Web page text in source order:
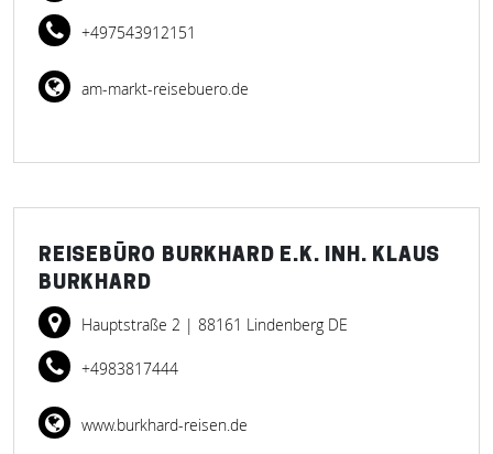
+497543912151
am-markt-reisebuero.de
REISEBÜRO BURKHARD E.K. INH. KLAUS
BURKHARD
Hauptstraße 2 | 88161 Lindenberg DE
+4983817444
www.burkhard-reisen.de